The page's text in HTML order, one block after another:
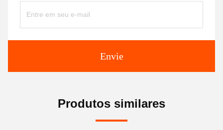
Envie
Produtos similares